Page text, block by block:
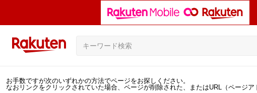
お手数ですが次のいずれかの方法でページをお探しください。
なおリンクをクリックされていた場合、ページが削除された、またはURL（ページア